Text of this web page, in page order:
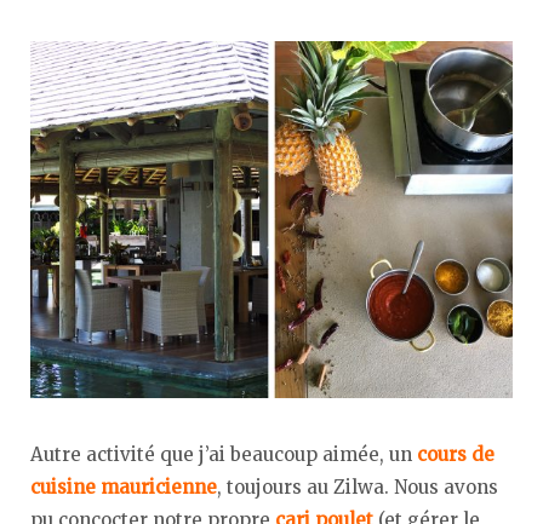
Autre activité que j’ai beaucoup aimée, un cours de
cuisine mauricienne, toujours au Zilwa. Nous avons